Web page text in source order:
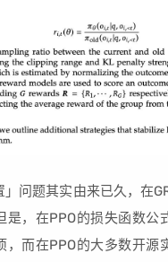
」问题其实由来已久，在
是，在PPO的损失函数公
，而在PPO的大多数开源